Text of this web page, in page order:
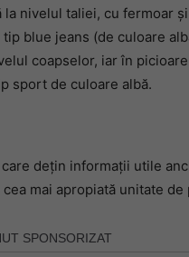
la nivelul taliei, cu fermoar
tip blue jeans (de culoare
coapselor, iar în
sport de culoare albă.
deţin informaţii utile
mai apropiată unitate de